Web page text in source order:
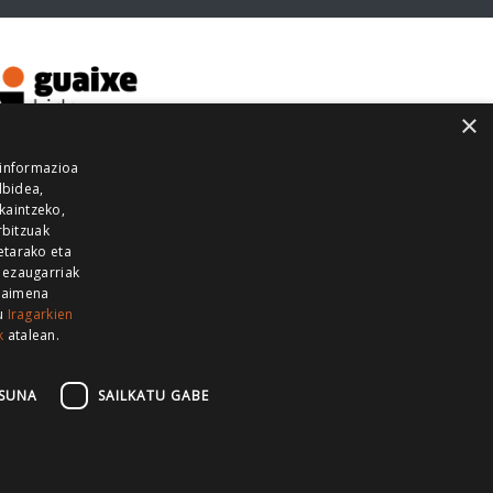
GUKA
GUKA ZUMAIA GUKA
×
eta
Iragarkien
atalean.
SAILKATU GABE